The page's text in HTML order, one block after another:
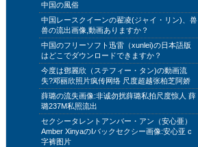
中国の風俗
中国レースクイーンの翟凌(ジャイ・リン)、兽
兽の流出画像,動画ありますか？
中国のフリーソフト迅雷（xunlei)の日本語版
はどこでダウンロードできますか？
今度は鄧麗欣（ステフィー・タン)の動画流
失?邓丽欣照片疯传网络 尺度超越张柏芝阿娇
薛璐の流失画像:非诚勿扰薛璐私拍尺度惊人 薛
璐237M私照流出
セクシータレントアンバー・アン（安心亜）
Amber XinyaのIバックセクシー画像:安心亚 c
字裤图片